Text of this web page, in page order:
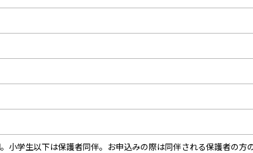
小学生以下は保護者同伴。お申込みの際は同伴される保護者の方